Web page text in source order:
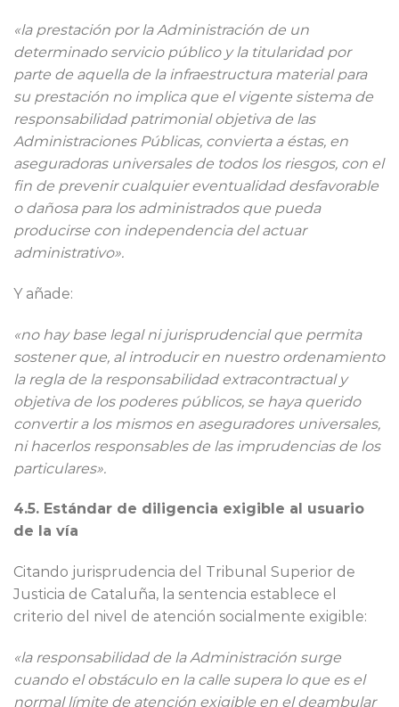
«la prestación por la Administración de un
determinado servicio público y la titularidad por
parte de aquella de la infraestructura material para
su prestación no implica que el vigente sistema de
responsabilidad patrimonial objetiva de las
Administraciones Públicas, convierta a éstas, en
aseguradoras universales de todos los riesgos, con el
fin de prevenir cualquier eventualidad desfavorable
o dañosa para los administrados que pueda
producirse con independencia del actuar
administrativo».
Y añade:
«no hay base legal ni jurisprudencial que permita
sostener que, al introducir en nuestro ordenamiento
la regla de la responsabilidad extracontractual y
objetiva de los poderes públicos, se haya querido
convertir a los mismos en aseguradores universales,
ni hacerlos responsables de las imprudencias de los
particulares».
4.5. Estándar de diligencia exigible al usuario
de la vía
Citando jurisprudencia del Tribunal Superior de
Justicia de Cataluña, la sentencia establece el
criterio del nivel de atención socialmente exigible:
«la responsabilidad de la Administración surge
cuando el obstáculo en la calle supera lo que es el
normal límite de atención exigible en el deambular